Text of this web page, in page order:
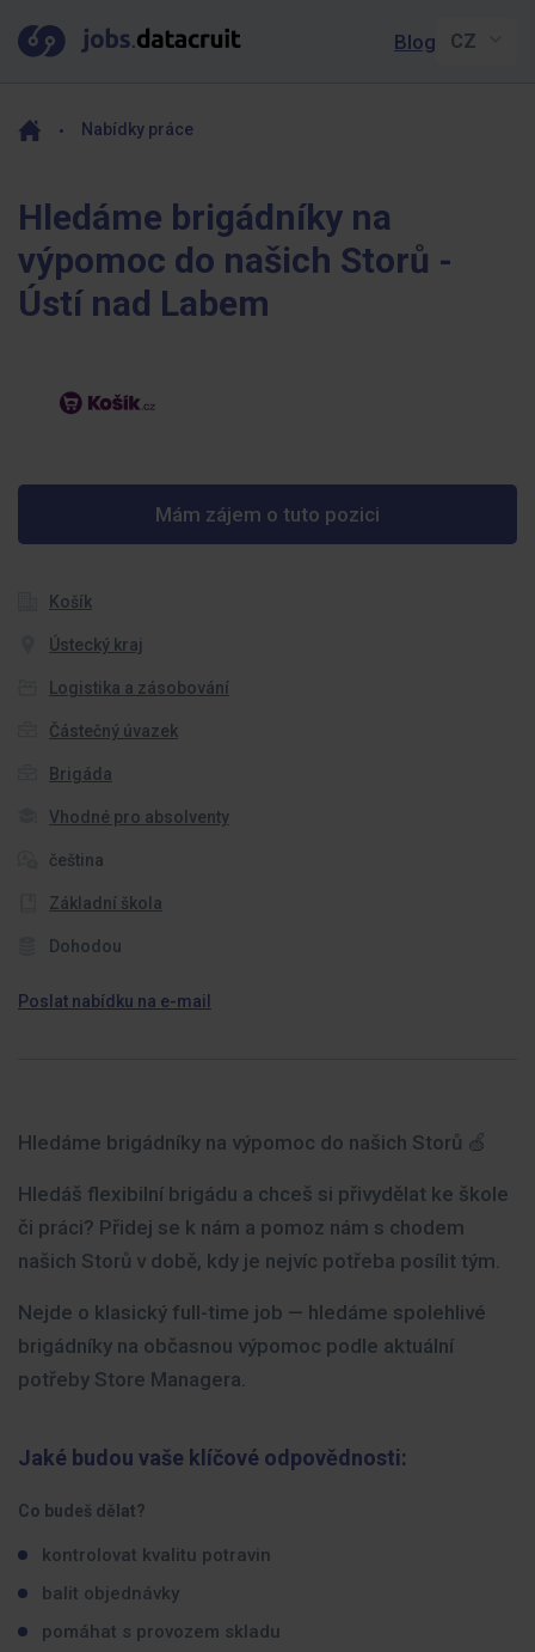
Blog
Nabídky práce
Hledáme brigádníky na
výpomoc do našich Storů -
Ústí nad Labem
Mám zájem o tuto pozici
Košík
Ústecký kraj
Logistika a zásobování
Částečný úvazek
Brigáda
Vhodné pro absolventy
čeština
Základní škola
Dohodou
Poslat nabídku na e-mail
Hledáme brigádníky na výpomoc do našich Storů 🍏
Hledáš flexibilní brigádu a chceš si přivydělat ke škole
či práci? Přidej se k nám a pomoz nám s chodem
našich Storů v době, kdy je nejvíc potřeba posílit tým.
Nejde o klasický full-time job — hledáme spolehlivé
brigádníky na občasnou výpomoc podle aktuální
potřeby Store Managera.
Jaké budou vaše klíčové odpovědnosti:
Co budeš dělat?
kontrolovat kvalitu potravin
balit objednávky
pomáhat s provozem skladu